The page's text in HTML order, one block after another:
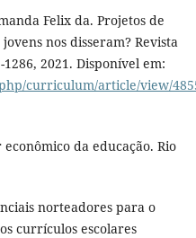
Felix da. Projetos de
nos disseram? Revista
2021. Disponível em:
curriculum/article/view/
da educação. Rio
norteadores para o
currículos escolares